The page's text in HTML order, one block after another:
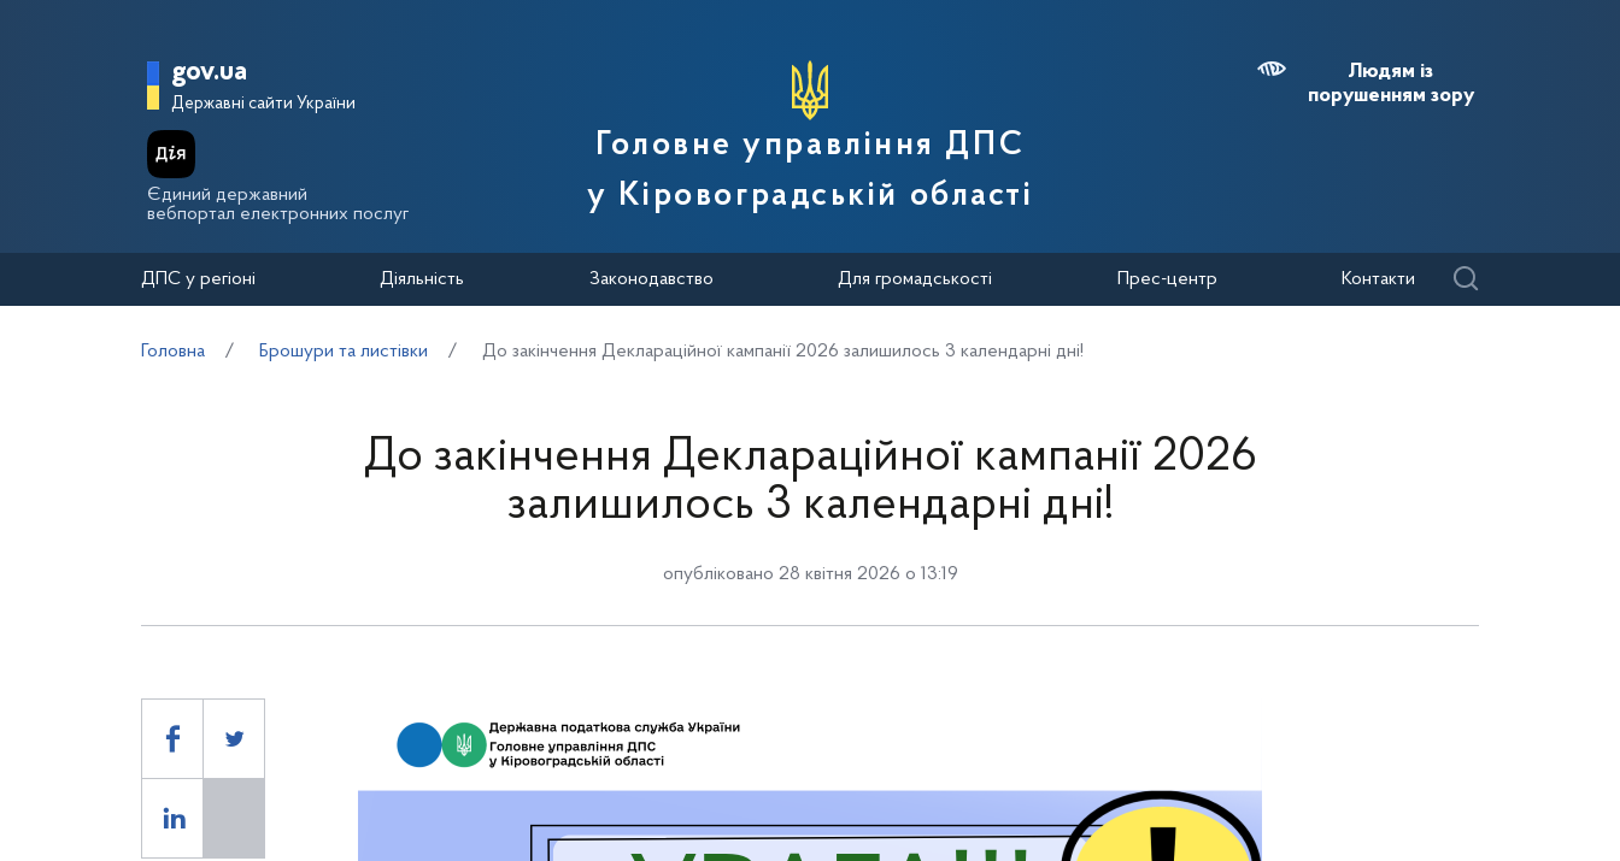
Головна сторінка Державної податкової служби України
gov.ua
Державні сайти України
Єдиний державний
вебпортал електронних послуг
Головне управління ДПС
у Кіровоградській області
Людям із
порушенням зору
ДПС у регіоні Діяльність Законодавство Для громадськості Прес-центр Контакти
Головна Брошури та листівки До закінчення Деклараційної кампанії 2026 залишилось 3 календарні дні!
До закінчення Деклараційної кампанії 2026
залишилось 3 календарні дні!
опубліковано 28 квітня 2026 о 13:19